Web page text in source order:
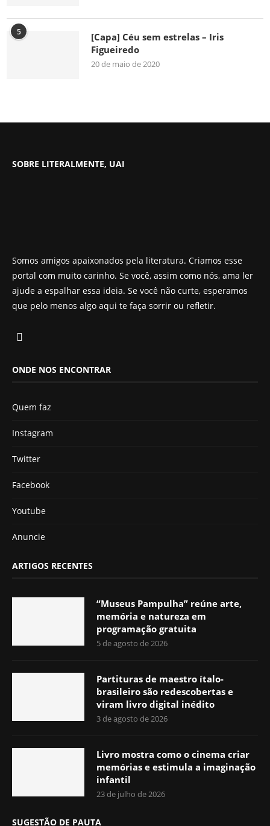
5
[Capa] Céu sem estrelas – Iris
Figueiredo
20 de maio de 2020
SOBRE LITERALMENTE, UAI
Somos amigos apaixonados pela literatura. Criamos esse
portal com muito carinho. Se você, assim como nós, ama ler
ajude a espalhar essa ideia. Se você não curte, esperamos
que pelo menos algo aqui te faça sorrir ou refletir.
ONDE NOS ENCONTRAR
Quem faz
Instagram
Twitter
Facebook
Youtube
Anuncie
ARTIGOS RECENTES
“Museus Pampulha” reúne arte,
memória e natureza em
programação gratuita
5 de agosto de 2026
Partituras de maestro ítalo-
brasileiro são redescobertas e
viram livro digital inédito
3 de agosto de 2026
Livro mostra como o cinema criar
memórias e estimula a imaginação
infantil
23 de julho de 2026
SUGESTÃO DE PAUTA